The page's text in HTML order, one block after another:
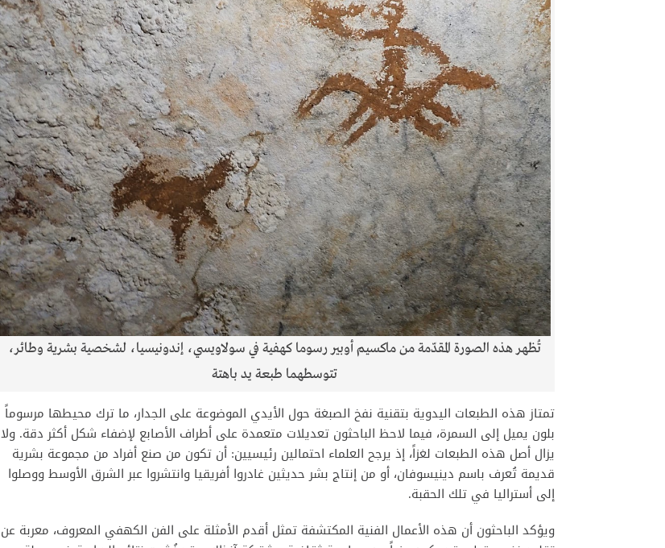
تُظهر هذه الصورة المقدّمة من ماكسيم أوبير رسوما كهفية في سولاويسي، إندونيسيا، لشخصية بشرية وطائر،
تتوسطهما طبعة يد باهتة
تمتاز هذه الطبعات اليدوية بتقنية نفخ الصبغة حول الأيدي الموضوعة على الجدار، ما ترك محيطها مرسوماً
بلون يميل إلى السمرة، فيما لاحظ الباحثون تعديلات متعمدة على أطراف الأصابع لإضفاء شكل أكثر دقة. ولا
يزال أصل هذه الطبعات لغزاً، إذ يرجح العلماء احتمالين رئيسيين: أن تكون من صنع أفراد من مجموعة بشرية
قديمة تُعرف باسم دينيسوفان، أو من إنتاج بشر حديثين غادروا أفريقيا وانتشروا عبر الشرق الأوسط ووصلوا
إلى أستراليا في تلك الحقبة.
ويؤكد الباحثون أن هذه الأعمال الفنية المكتشفة تمثل أقدم الأمثلة على الفن الكهفي المعروف، معربة عن